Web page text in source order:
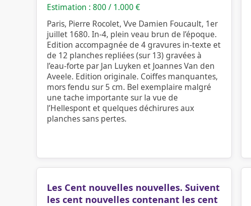
Estimation : 800 / 1.000 €
Paris, Pierre Rocolet, Vve Damien Foucault, 1er
juillet 1680. In-4, plein veau brun de l’époque.
Edition accompagnée de 4 gravures in-texte et
de 12 planches repliées (sur 13) gravées à
l’eau-forte par Jan Luyken et Joannes Van den
Aveele. Edition originale. Coiffes manquantes,
mors fendu sur 5 cm. Bel exemplaire malgré
une tache importante sur la vue de
l’Hellespont et quelques déchirures aux
planches sans pertes.
Les Cent nouvelles nouvelles. Suivent
les cent nouvelles contenant les cent